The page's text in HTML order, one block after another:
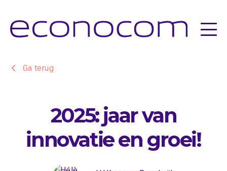
services
apparatuur
beleggers
Ga terug
2025: jaar van
innovatie en groei!